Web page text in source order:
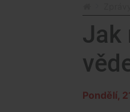
Jak
Pondělí,